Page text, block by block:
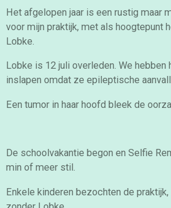
Het afgelopen jaar is een rustig maar
voor mijn praktijk, met als hoogtepunt
Lobke.
Lobke is 12 juli overleden. We hebben
inslapen omdat ze epileptische
Een tumor in haar hoofd bleek de
De schoolvakantie begon en Selfie
min of meer stil.
Enkele kinderen bezochten de